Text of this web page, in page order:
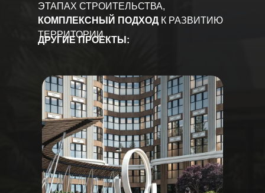
ДРУГИЕ ПРОЕКТЫ:
ЭТАПАХ СТРОИТЕЛЬСТВА,
КОМПЛЕКСНЫЙ ПОДХОД К РАЗВИТИЮ
ТЕРРИТОРИИ.